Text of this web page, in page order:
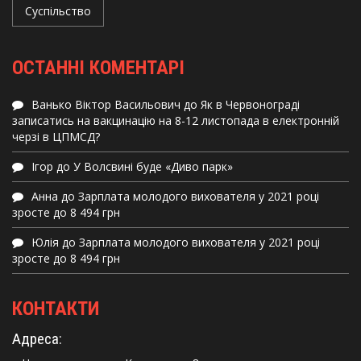
Суспільство
ОСТАННІ КОМЕНТАРІ
Ванько Віктор Васильович до Як в Червонограді
записатись на вакцинацію на 8-12 листопада в електронній
черзі в ЦПМСД?
Ігор до У Волсвині буде «Диво парк»
Анна до Зарплата молодого вихователя у 2021 році
зросте до 8 494 грн
Юлія до Зарплата молодого вихователя у 2021 році
зросте до 8 494 грн
КОНТАКТИ
Адреса: